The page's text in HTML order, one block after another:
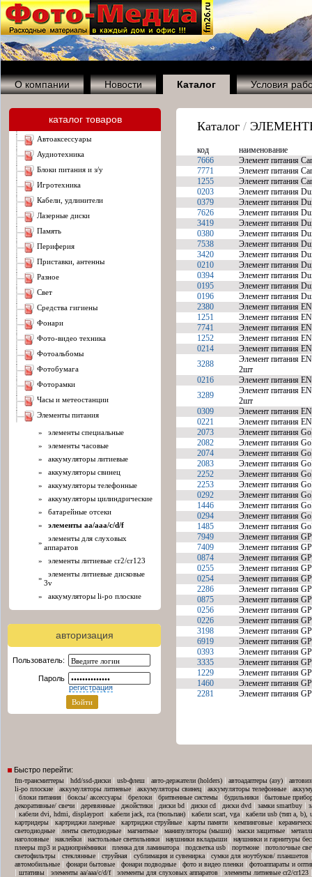
О компании Новости Каталог Условия
каталог товаров
автоаксессуары
аудиотехника
блоки питания и з/у
игротехника
кабели, удлинители
лазерные диски
память
периферия
приставки, антенны
разное
свет
средства гигиены
фонари
фото-видео техника
фотоальбомы
фотобумага
фоторамки
часы и метеостанции
элементы питания
»
элементы специальные
»
элементы часовые
»
аккумуляторы литиевые
»
аккумуляторы свинец
»
аккумуляторы телефонные
»
аккумуляторы цилиндрические
»
батарейные отсеки
»
элементы aa/aaa/c/d/f
»
элементы для слуховых
аппаратов
»
элементы литиевые cr2/cr123
»
элементы литиевые дисковые
3v
»
аккумуляторы li-po плоские
авторизация
Пользователь:
Пароль
регистрация
Каталог /
код
наименование
7666
Элемент питания
7771
Элемент питания
1255
Элемент питания
0203
Элемент питания
0379
Элемент питания
7626
Элемент питания
3419
Элемент питания
0380
Элемент питания
7538
Элемент питания
3420
Элемент питания
0210
Элемент питания
0394
Элемент питания
0195
Элемент питания
0196
Элемент питания
2380
Элемент питания
1251
Элемент питания
7741
Элемент питания
1252
Элемент питания
0214
Элемент питания
3288
Элемент питания
2шт
0216
Элемент питания
3289
Элемент питания
2шт
0309
Элемент питания
0221
Элемент питания
2073
Элемент питания
2082
Элемент питания
2074
Элемент питания
2083
Элемент питания
2252
Элемент питания
2253
Элемент питания
0292
Элемент питания
1446
Элемент питания
0294
Элемент питания
1485
Элемент питания
7949
Элемент питания
7409
Элемент питания
0874
Элемент питания
0255
Элемент питания
0254
Элемент питания
2286
Элемент питания
0875
Элемент питания
0256
Элемент питания
0226
Элемент питания
3198
Элемент питания
6919
Элемент питания
0393
Элемент питания
3335
Элемент питания
1229
Элемент питания
1460
Элемент питания
2281
Элемент питания
Быстро перейти:
fm-трансмиттеры | hdd/ssd-диски | usb-флеш | авто-держатели (holders) | автоадаптеры (азу) |
li-po плоские | аккумуляторы литиевые | аккумуляторы свинец | аккумуляторы телефонные |
| блоки питания | боксы/ аксессуары | брелоки | бритвенные системы | будильники | бытовые
декоративные/ свечи | деревянные | джойстики | диски bd | диски cd | диски dvd | замки smartbuy |
| кабели dvi, hdmi, displayport | кабели jack, rca (тюльпан) | кабели scart, vga | кабели usb (тип a, b),
картридеры | картриджи лазерные | картриджи струйные | карты памяти | кемпинговые |
светодиодные | ленты светодиодные | магнитные | манипуляторы (мыши) | маски защитные |
наголовные | наклейки | настольные светильники | наушники вкладыши | наушники и гарнитуры
плееры mp3 и радиоприёмники | пленка для ламинатора | подсветка usb | портмоне | потолочные
светофильтры | стеклянные | струйная | сублимация и сувенирка | сумки для ноутбуков/ планшетов
автомобильные | фонари бытовые | фонари подводные | фото и видео пленки | фотоаппараты и
| штативы | элементы aa/aaa/c/d/f| элементы для слуховых аппаратов | элементы литиевые cr2/cr123